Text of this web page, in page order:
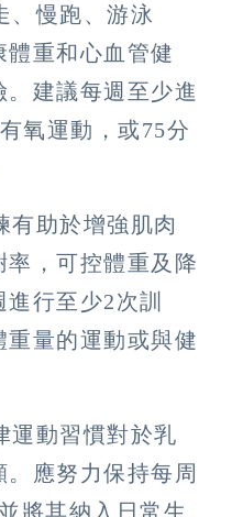
、慢跑、游泳
重和心血管健
建議每週至少進
氧運動，或75分
有助於增強肌肉
，可控體重及降
行至少2次訓
量的運動或與健
運動習慣對於乳
應努力保持每周
將其納入日常生